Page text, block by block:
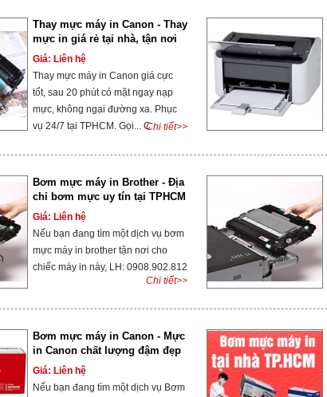
Thay mực máy in Canon - Thay
mực in giá rẻ tại nhà, tận nơi
Giá: Liên hệ
Thay mực máy in Canon giá cực
tốt, sau 20 phút có mặt ngay nạp
mực, không ngại đường xa. Phục
vụ 24/7 tại TPHCM. Gọi... CChi tiết>>
Bơm mực máy in Brother - Địa
chỉ bơm mực uy tín tại TPHCM
Giá: Liên hệ
Nếu bạn đang tìm một dịch vụ bơm
mực máy in brother tận nơi cho
chiếc máy in này, LH: 0908.902.812
Chi tiết>>
Bơm mực máy in Canon - Mực
in Canon chất lượng đậm đẹp
Giá: Liên hệ
Nếu bạn đang tìm một dịch vụ Bơm